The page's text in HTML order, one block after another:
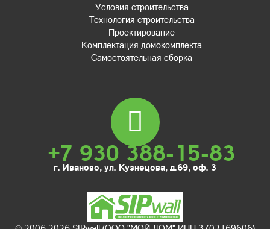
Условия строительства
Технология строительства
Проектирование
Комплектация домокомплекта
Самостоятельная сборка
+7 930 388-15-83
г. Иваново, ул. Кузнецова, д.69, оф. 3